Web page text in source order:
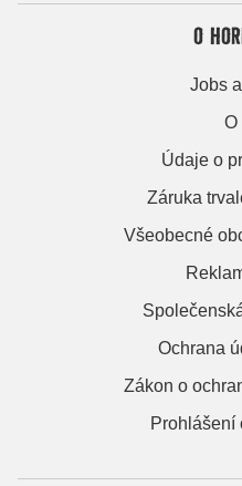
O
Jobs
O
Údaje o
Záruka
Všeobecné
Ochrana
Zákon o
Prohlášení